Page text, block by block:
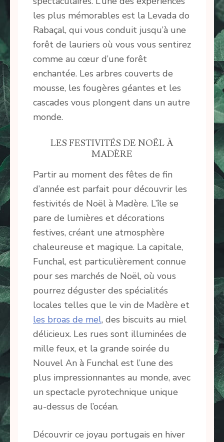
les plus mémorables est la Levada do
Rabaçal, qui vous conduit jusqu’à une
forêt de lauriers où vous vous sentirez
comme au cœur d’une forêt
enchantée. Les arbres couverts de
mousse, les fougères géantes et les
cascades vous plongent dans un autre
monde.
LES FESTIVITÉS DE NOËL À
MADÈRE
Partir au moment des fêtes de fin
d’année est parfait pour découvrir les
festivités de Noël à Madère. L’île se
pare de lumières et décorations
festives, créant une atmosphère
chaleureuse et magique. La capitale,
Funchal, est particulièrement connue
pour ses marchés de Noël, où vous
pourrez déguster des spécialités
locales telles que le vin de Madère et
les broas de mel, des biscuits au miel
délicieux. Les rues sont illuminées de
mille feux, et la grande soirée du
Nouvel An à Funchal est l’une des
plus impressionnantes au monde, avec
un spectacle pyrotechnique unique
au-dessus de l’océan.
Découvrir ce joyau portugais en hiver